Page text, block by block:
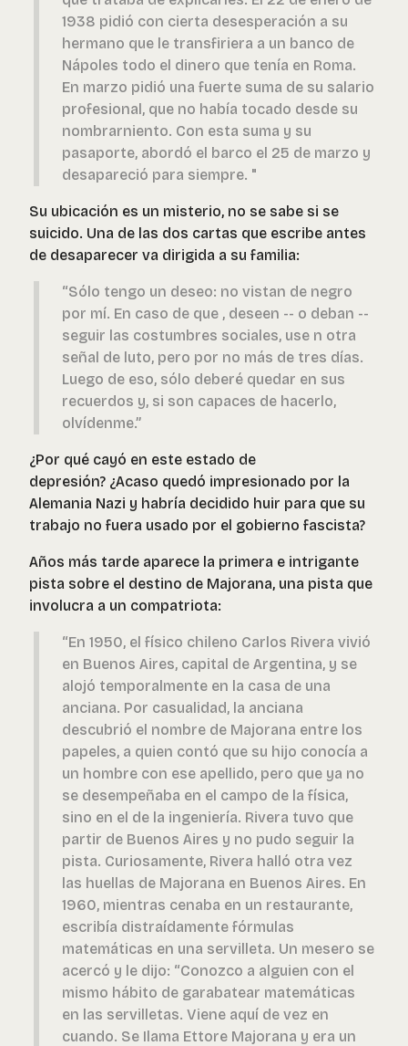
1938 pidió con cierta desesperación a su
hermano que le transfiriera a un banco de
Nápoles todo el dinero que tenía en Roma.
En marzo pidió una fuerte suma de su salario
profesional, que no había tocado desde su
nombrarniento. Con esta suma y su
pasaporte, abordó el barco el 25 de marzo y
desapareció para siempre. "
Su ubicación es un misterio, no se sabe si se
suicido. Una de las dos cartas que escribe antes
de desaparecer va dirigida a su familia:
“Sólo tengo un deseo: no vistan de negro
por mí. En caso de que , deseen -- o deban --
seguir las costumbres sociales, use n otra
señal de luto, pero por no más de tres días.
Luego de eso, sólo deberé quedar en sus
recuerdos y, si son capaces de hacerlo,
olvídenme.”
¿Por qué cayó en este estado de
depresión? ¿Acaso quedó impresionado por la
Alemania Nazi y habría decidido huir para que su
trabajo no fuera usado por el gobierno fascista?
Años más tarde aparece la primera e intrigante
pista sobre el destino de Majorana, una pista que
involucra a un compatriota:
“En 1950, el físico chileno Carlos Rivera vivió
en Buenos Aires, capital de Argentina, y se
alojó temporalmente en la casa de una
anciana. Por casualidad, la anciana
descubrió el nombre de Majorana entre los
papeles, a quien contó que su hijo conocía a
un hombre con ese apellido, pero que ya no
se desempeñaba en el campo de la física,
sino en el de la ingeniería. Rivera tuvo que
partir de Buenos Aires y no pudo seguir la
pista. Curiosamente, Rivera halló otra vez
las huellas de Majorana en Buenos Aires. En
1960, mientras cenaba en un restaurante,
escribía distraídamente fórmulas
matemáticas en una servilleta. Un mesero se
acercó y le dijo: “Conozco a alguien con el
mismo hábito de garabatear matemáticas
en las servilletas. Viene aquí de vez en
cuando. Se Ilama Ettore Majorana y era un